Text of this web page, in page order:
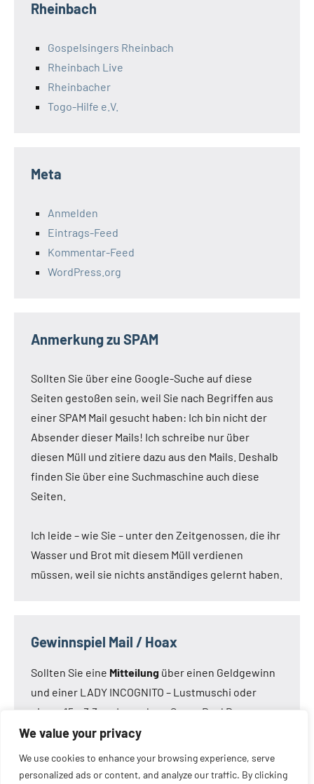
We value your privacy
We use cookies to enhance your browsing experience, serve
personalized ads or content, and analyze our traffic. By clicking
Rheinbach
Gospelsingers Rheinbach
Rheinbach Live
Rheinbacher
Togo-Hilfe e.V.
Meta
Anmelden
Eintrags-Feed
Kommentar-Feed
WordPress.org
Anmerkung zu SPAM
Sollten Sie über eine Google-Suche auf diese
Seiten gestoßen sein, weil Sie nach Begriffen aus
einer SPAM Mail gesucht haben: Ich bin nicht der
Absender dieser Mails! Ich schreibe nur über
diesen Müll und zitiere dazu aus den Mails. Deshalb
finden Sie über eine Suchmaschine auch diese
Seiten.
Ich leide – wie Sie – unter den Zeitgenossen, die ihr
Wasser und Brot mit diesem Müll verdienen
müssen, weil sie nichts anständiges gelernt haben.
Gewinnspiel Mail / Hoax
Sollten Sie eine Mitteilung über einen Geldgewinn
und einer LADY INCOGNITO – Lustmuschi oder
einem 15 x 3,3 cm Loveclone Super Real Dong –
oder was immer den Kameraden noch einfällt –
Mail ist eine Fälschung.